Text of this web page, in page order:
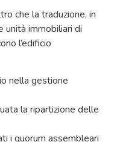
che la traduzione, in
unità immobiliari di
l’edificio
nella gestione
la ripartizione delle
i quorum assembleari